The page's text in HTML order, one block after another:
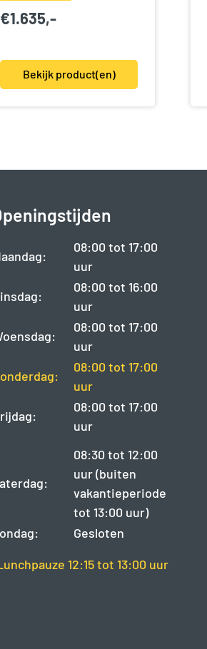
€1.635,-
Bekijk product(en)
08:00 tot 17:00
uur
08:00 tot 16:00
uur
08:00 tot 17:00
uur
08:00 tot 17:00
uur
08:00 tot 17:00
uur
08:30 tot 12:00
uur (buiten
vakantieperiode
tot 13:00 uur)
Gesloten
12:15 tot 13:00 uur